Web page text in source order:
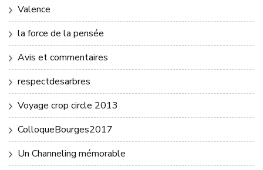
Valence
la force de la pensée
Avis et commentaires
respectdesarbres
Voyage crop circle 2013
ColloqueBourges2017
Un Channeling mémorable